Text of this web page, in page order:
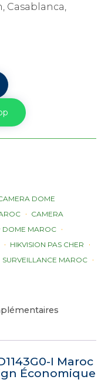
Casablanca,
DOME
CAMERA
DOME MAROC
HIKVISION PAS CHER
SURVEILLANCE MAROC
I Maroc
Économique